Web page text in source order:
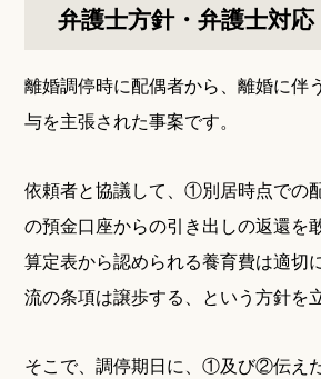
弁護士方針・弁護士対応
離婚調停時に配偶者から、離婚に伴
与を主張された事案です。
依頼者と協議して、①別居時点での
の預金口座からの引き出しの返還
算定表から認められる養育費は適
流の条項は譲歩する、という方針を
そこで、調停期日に、①及び②伝え